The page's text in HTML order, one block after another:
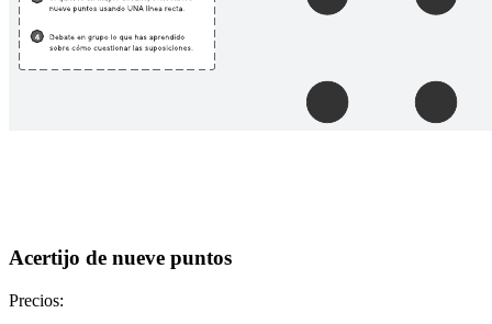
Acertijo de nueve puntos
Precios: